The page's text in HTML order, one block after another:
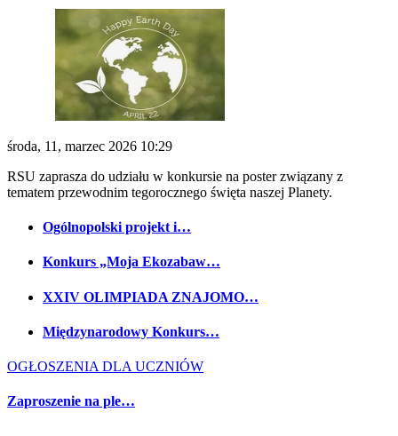
środa, 11, marzec 2026 10:29
RSU zaprasza do udziału w konkursie na poster związany z
tematem przewodnim tegorocznego święta naszej Planety.
Ogólnopolski projekt i…
Konkurs „Moja Ekozabaw…
XXIV OLIMPIADA ZNAJOMO…
Międzynarodowy Konkurs…
OGŁOSZENIA DLA UCZNIÓW
Zaproszenie na ple…